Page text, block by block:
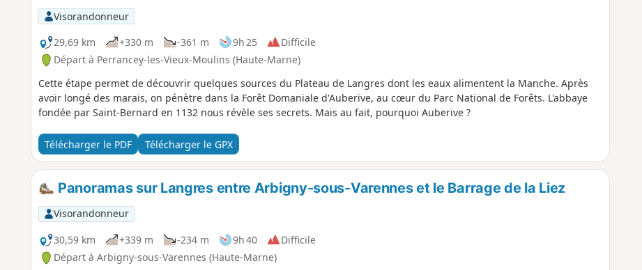
Visorandonneur
29,69 km
+330 m -361 m 9h 25
Difficile
Départ à Perrancey-les-Vieux-Moulins (Haute-Marne)
Cette étape permet de découvrir quelques sources du Plateau de Langres dont les eaux alimentent la Manche. Après
avoir longé des marais, on pénètre dans la Forêt Domaniale d'Auberive, au cœur du Parc National de Forêts. L'abbaye
fondée par Saint-Bernard en 1132 nous révèle ses secrets. Mais au fait, pourquoi Auberive ?
Télécharger le PDF Télécharger le GPX
Panoramas sur Langres entre Arbigny-sous-Varennes et le Barrage de la Liez
Visorandonneur
30,59 km
+339 m -234 m 9h 40
Difficile
Départ à Arbigny-sous-Varennes (Haute-Marne)